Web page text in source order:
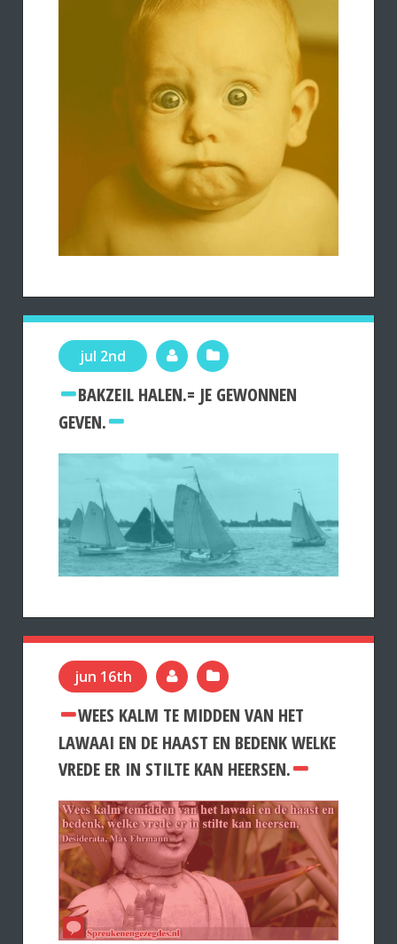
jul 2nd
BAKZEIL HALEN.= JE GEWONNEN
GEVEN.
jun 16th
WEES KALM TE MIDDEN VAN HET
LAWAAI EN DE HAAST EN BEDENK WELKE
VREDE ER IN STILTE KAN HEERSEN.